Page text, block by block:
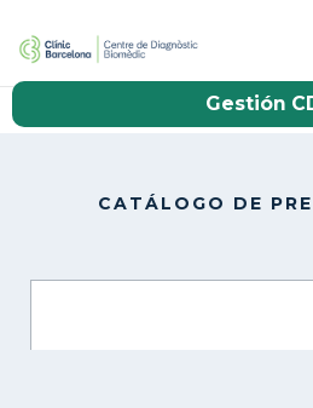
Gestión
CATÁLOGO DE